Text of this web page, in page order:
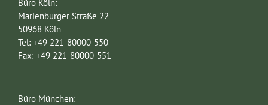
Büro Köln:
Marienburger Straße 22
50968 Köln
Tel: +49 221-80000-550
Fax: +49 221-80000-551
Büro München: